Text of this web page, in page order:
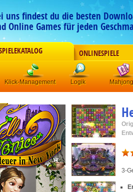
uns findest du die besten
Online Games für jeden
ONLINESPIELE
Klick-Management Logik Mahjong
3-